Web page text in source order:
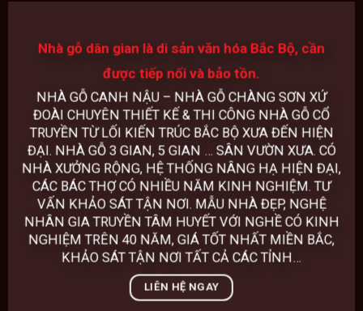
Nhà gỗ dân gian là di sản văn hóa Bắc Bộ, cần
được tiếp nối và bảo tồn.
NHÀ GỖ CANH NẬU – NHÀ GỖ CHÀNG SƠN XỨ
ĐOÀI CHUYÊN THIẾT KẾ & THI CÔNG NHÀ GỖ CỔ
TRUYỀN TỪ LỐI KIẾN TRÚC BẮC BỘ XƯA ĐẾN HIỆN
ĐẠI. NHÀ GỖ 3 GIAN, 5 GIAN … SÂN VƯỜN XƯA. CÓ
NHÀ XƯỞNG RỘNG, HỆ THỐNG NÂNG HẠ HIỆN ĐẠI,
CÁC BÁC THỢ CÓ NHIỀU NĂM KINH NGHIỆM. TƯ
VẤN KHẢO SÁT TẬN NƠI. MẪU NHÀ ĐẸP, NGHỆ
NHÂN GIA TRUYỀN TÂM HUYẾT VỚI NGHỀ CÓ KINH
NGHIỆM TRÊN 40 NĂM, GIÁ TỐT NHẤT MIỀN BẮC,
KHẢO SÁT TẬN NƠI TẤT CẢ CÁC TỈNH…
LIÊN HỆ NGAY